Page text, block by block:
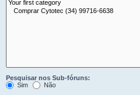
Pesquisar nos Sub-fóruns:
Sim
Não